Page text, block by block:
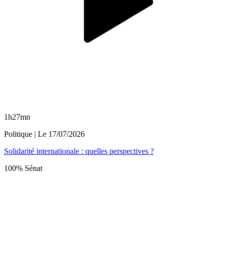
1h27mn
Politique | Le 17/07/2026
Solidarité internationale : quelles perspectives ?
100% Sénat